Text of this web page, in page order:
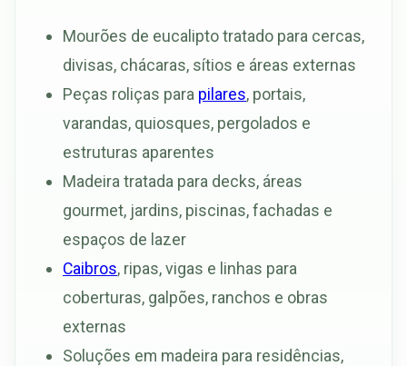
Mourões de eucalipto tratado para cercas,
divisas, chácaras, sítios e áreas externas
Peças roliças para pilares, portais,
varandas, quiosques, pergolados e
estruturas aparentes
Madeira tratada para decks, áreas
gourmet, jardins, piscinas, fachadas e
espaços de lazer
Caibros, ripas, vigas e linhas para
coberturas, galpões, ranchos e obras
externas
Soluções em madeira para residências,